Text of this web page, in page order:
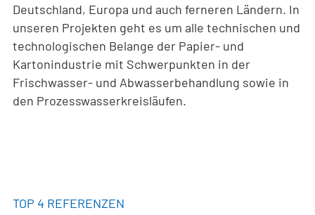
Deutschland, Europa und auch ferneren Ländern. In
unseren Projekten geht es um alle technischen und
technologischen Belange der Papier- und
Kartonindustrie mit Schwerpunkten in der
Frischwasser- und Abwasserbehandlung sowie in
den Prozesswasserkreisläufen.
TOP 4 REFERENZEN